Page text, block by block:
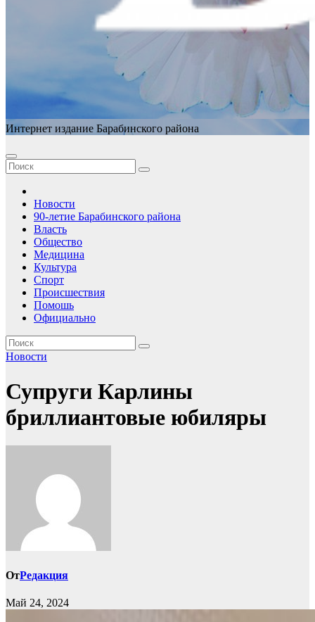
Интернет издание Барабинского района
Новости
90-летие Барабинского района
Власть
Общество
Медицина
Культура
Спорт
Происшествия
Помошь
Официально
Новости
Супруги Карлины
бриллиантовые юбиляры
ОтРедакция
Май 24, 2024